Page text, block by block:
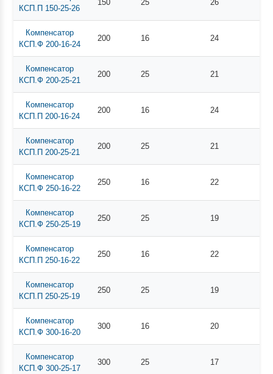
КСП.П 150-25-26
150 25 26
Компенсатор
КСП.Ф 200-16-24
200 16 24
Компенсатор
КСП.Ф 200-25-21
200 25 21
Компенсатор
КСП.П 200-16-24
200 16 24
Компенсатор
КСП.П 200-25-21
200 25 21
Компенсатор
КСП.Ф 250-16-22
250 16 22
Компенсатор
КСП.Ф 250-25-19
250 25 19
Компенсатор
КСП.П 250-16-22
250 16 22
Компенсатор
КСП.П 250-25-19
250 25 19
Компенсатор
КСП.Ф 300-16-20
300 16 20
Компенсатор
КСП.Ф 300-25-17
300 25 17